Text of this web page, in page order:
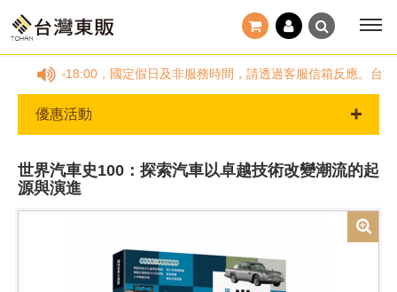
，國定假日及非服務時間，請透過客服信箱反應。台灣東販
優惠活動
世界汽車史100：探索汽車以卓越技術改變潮流的起
源與演進